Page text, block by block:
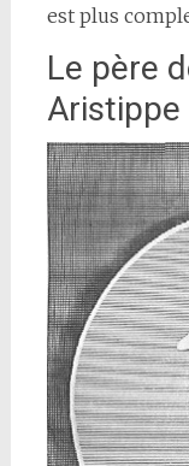
est plus
Le père
Aristippe